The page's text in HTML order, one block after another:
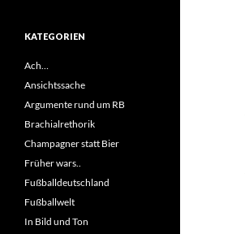
KATEGORIEN
Ach…
Ansichtssache
Argumente rund um RB
Brachialrethorik
Champagner statt Bier
Früher wars..
Fußballdeutschland
Fußballwelt
In Bild und Ton